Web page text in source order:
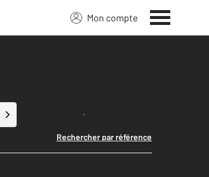
Mon compte
Lancer ma recherche
Rechercher par référence